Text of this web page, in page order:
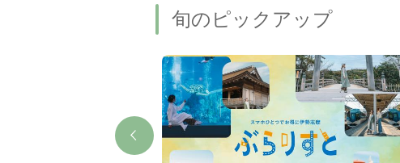
旬のピックアップ